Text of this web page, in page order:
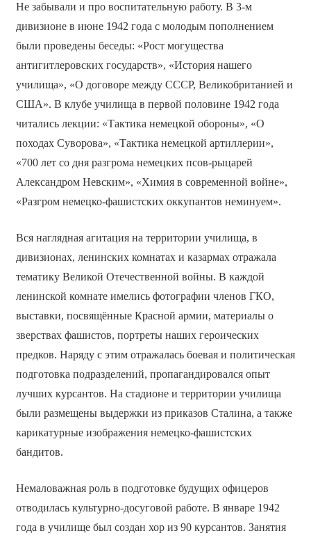
Не забывали и про воспитательную работу. В 3-м
дивизионе в июне 1942 года с молодым пополнением
были проведены беседы: «Рост могущества
антигитлеровских государств», «История нашего
училища», «О договоре между СССР, Великобританией и
США». В клубе училища в первой половине 1942 года
читались лекции: «Тактика немецкой обороны», «О
походах Суворова», «Тактика немецкой артиллерии»,
«700 лет со дня разгрома немецких псов-рыцарей
Александром Невским», «Химия в современной войне»,
«Разгром немецко-фашистских оккупантов неминуем».
Вся наглядная агитация на территории училища, в
дивизионах, ленинских комнатах и казармах отражала
тематику Великой Отечественной войны. В каждой
ленинской комнате имелись фотографии членов ГКО,
выставки, посвящённые Красной армии, материалы о
зверствах фашистов, портреты наших героических
предков. Наряду с этим отражалась боевая и политическая
подготовка подразделений, пропагандировался опыт
лучших курсантов. На стадионе и территории училища
были размещены выдержки из приказов Сталина, а также
карикатурные изображения немецко-фашистских
бандитов.
Немаловажная роль в подготовке будущих офицеров
отводилась культурно-досуговой работе. В январе 1942
года в училище был создан хор из 90 курсантов. Занятия